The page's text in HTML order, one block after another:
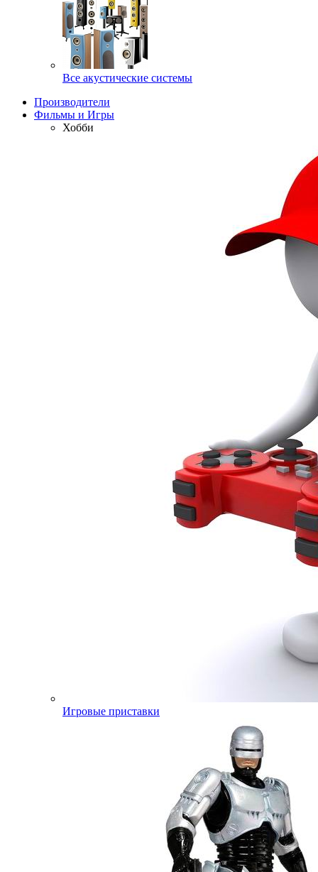
Все акустические системы
Производители
Фильмы и Игры
Хобби
Игровые приставки